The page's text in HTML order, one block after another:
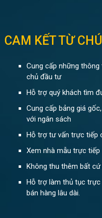
CAM KẾT TỪ
Cung cấp những
chủ đầu tư
Hỗ trợ quý khách tìm
Cung cấp bảng giá
với ngân sách
Hỗ trợ tư vấn trực tiếp
Xem nhà mẫu trực tiếp
Không thu thêm bất cứ
Hỗ trợ làm thủ tục
bán hàng lâu dài.